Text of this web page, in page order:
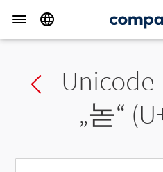
Previous char
„녿“